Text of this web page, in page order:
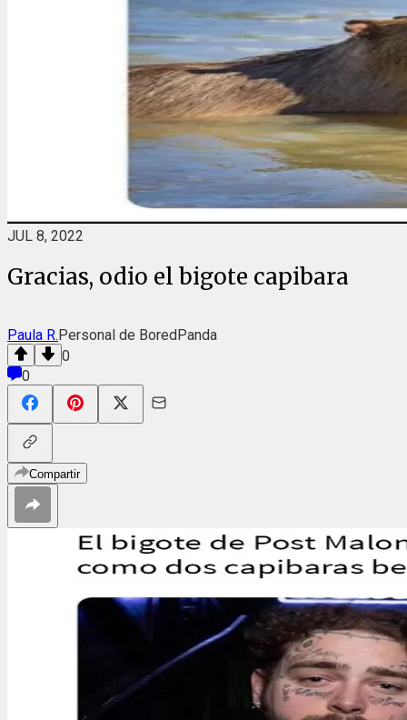
JUL 8, 2022
Gracias, odio el bigote capibara
Paula R.Personal de BoredPanda
0
0
Compartir